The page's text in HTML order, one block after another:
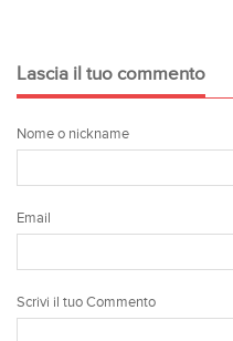
Lascia il tuo commento
Nome o nickname
Email
Scrivi il tuo Commento